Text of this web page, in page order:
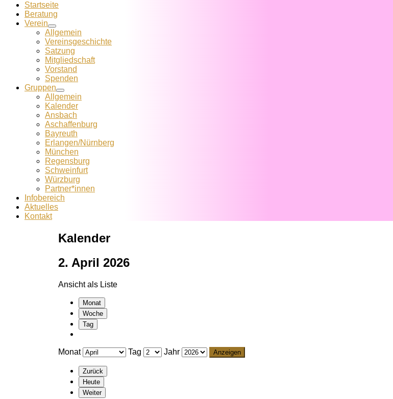
Startseite
Beratung
Verein
Allgemein
Vereins­geschichte
Satzung
Mitglied­schaft
Vorstand
Spenden
Gruppen
Allgemein
Kalender
Ansbach
Aschaffenburg
Bayreuth
Erlangen/Nürnberg
München
Regensburg
Schweinfurt
Würzburg
Partner*innen
Infobereich
Aktuelles
Kontakt
Kalender
2. April 2026
Ansicht als Liste
Monat
Woche
Tag
Monat Tag Jahr
Zurück
Heute
Weiter